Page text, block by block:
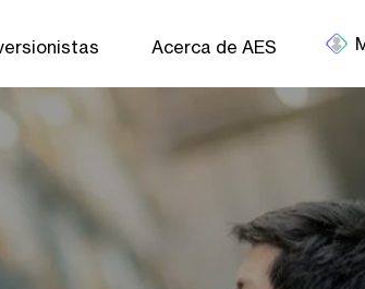
Acerca de AES